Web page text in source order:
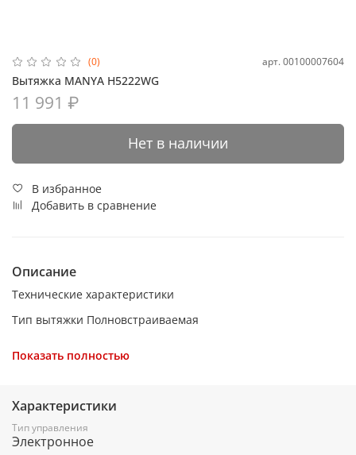
(0) арт. 00100007604
Вытяжка MANYA H5222WG
11 991 ₽
Нет в наличии
В избранное
Добавить в сравнение
Описание
Технические характеристики
Тип вытяжки Полновстраиваемая
Диаметр воздуховода 150 мм
Срок гарантии 1 год
Показать полностью
Характеристики
Тип управления
Электронное